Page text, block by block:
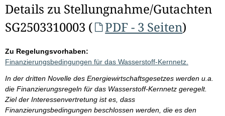
Details zu Stellungnahme/Gutachten
SG2503310003 (
PDF - 3 Seiten)
Zu Regelungsvorhaben:
Finanzierungsbedingungen für das Wasserstoff-Kernnetz.
In der dritten Novelle des Energiewirtschaftsgesetzes werden u.a.
die Finanzierungsregeln für das Wasserstoff-Kernnetz geregelt.
Ziel der Interessenvertretung ist es, dass
Finanzierungsbedingungen beschlossen werden, die es den